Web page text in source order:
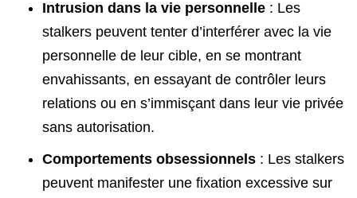
Intrusion dans la vie personnelle : Les
stalkers peuvent tenter d’interférer avec la vie
personnelle de leur cible, en se montrant
envahissants, en essayant de contrôler leurs
relations ou en s’immisçant dans leur vie privée
sans autorisation.
Comportements obsessionnels : Les stalkers
peuvent manifester une fixation excessive sur